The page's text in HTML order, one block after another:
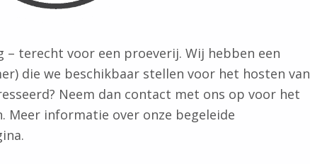
– terecht voor een proeverij. Wij hebben een
die we beschikbaar stellen voor het hosten van
Neem dan contact met ons op voor het
Meer informatie over onze begeleide